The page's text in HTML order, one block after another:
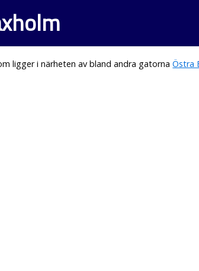
ligger i närheten av bland andra gatornaÖstra